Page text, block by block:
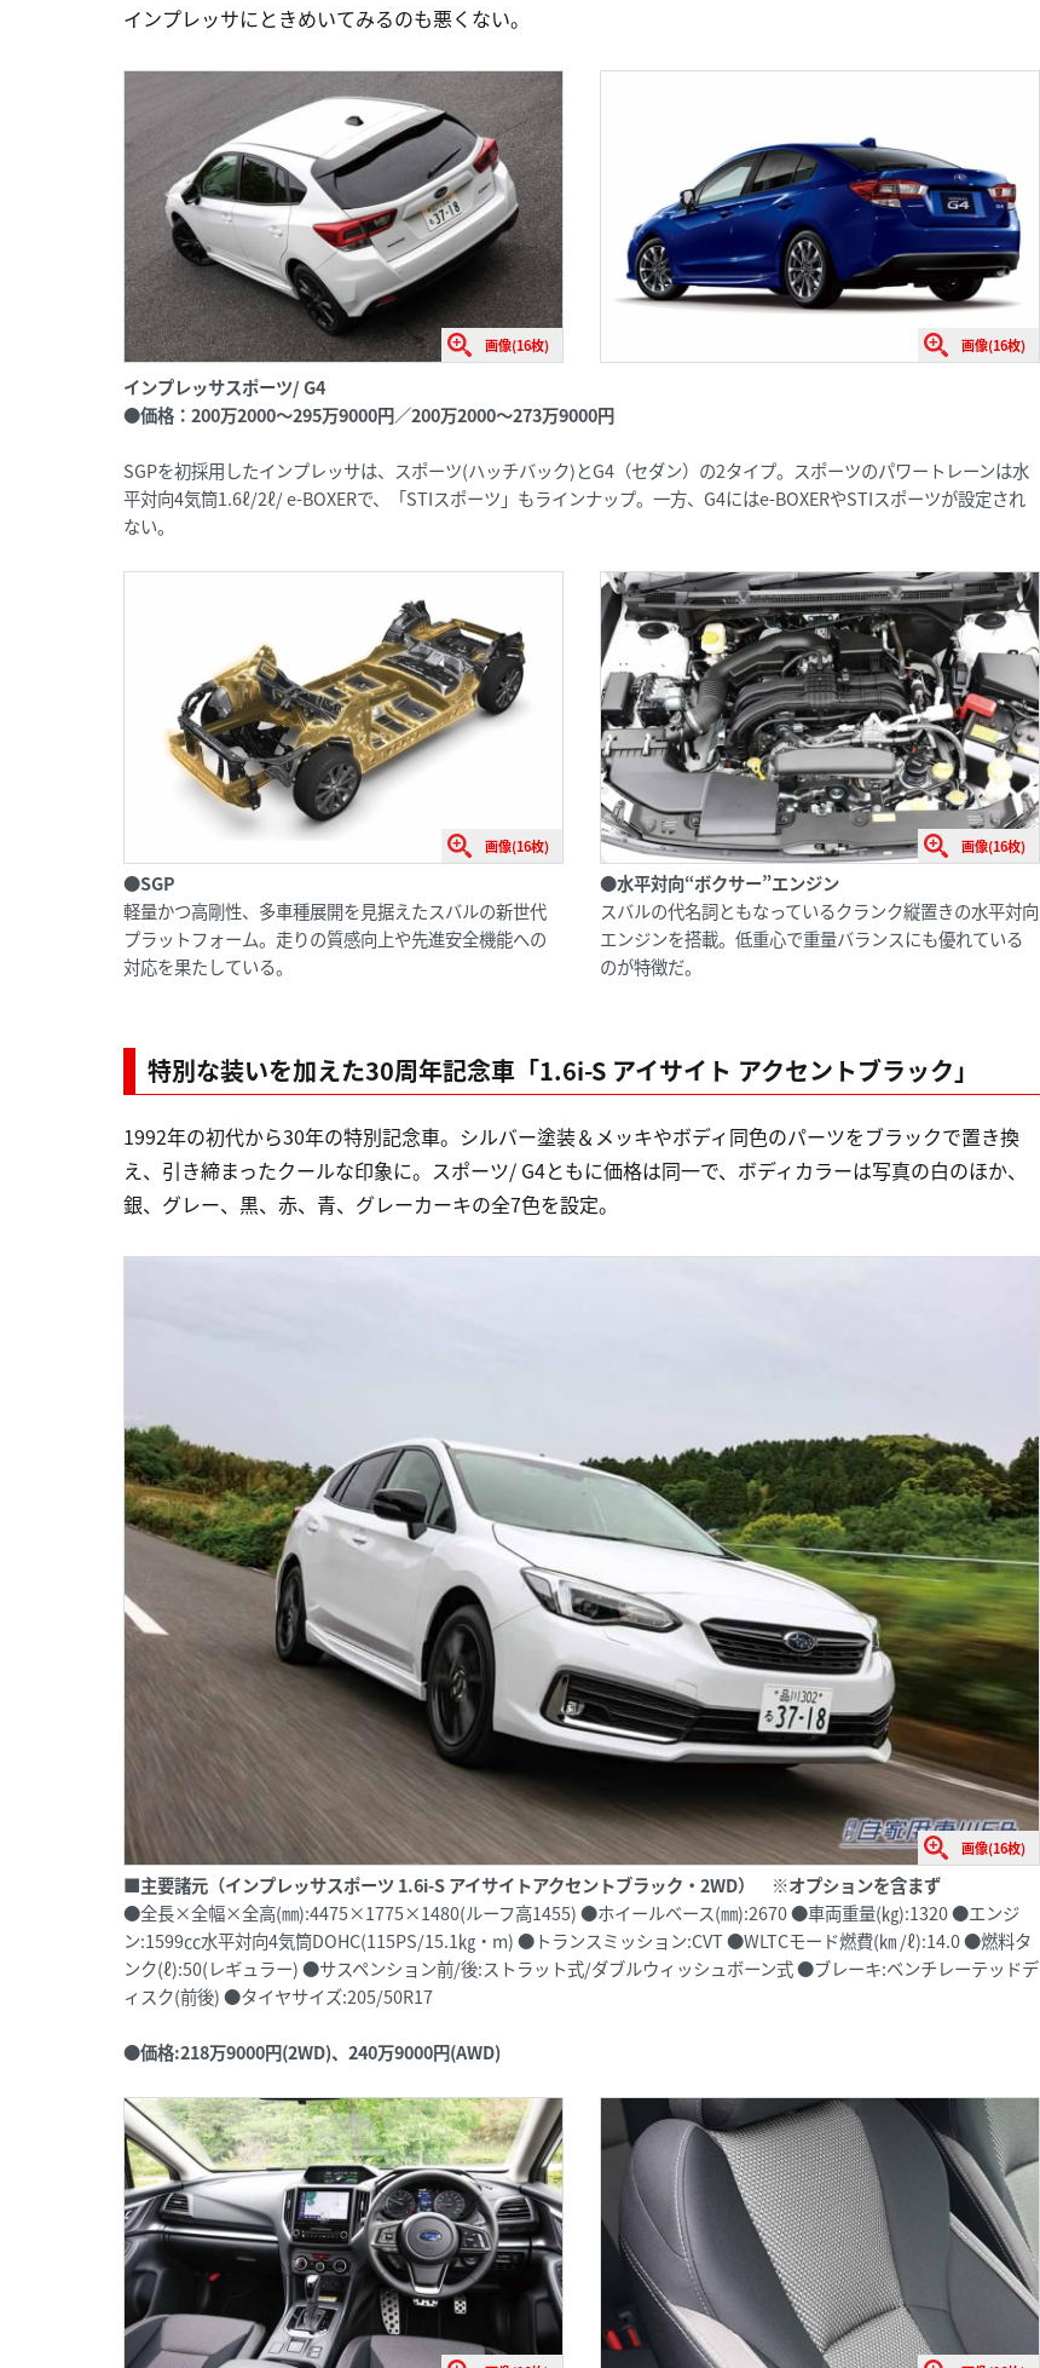
インプレッサにときめいてみるのも悪くない。
画像(16枚) 画像(16枚)
インプレッサスポーツ/ G4
●価格：200万2000～295万9000円／200万2000～273万9000円
SGPを初採用したインプレッサは、スポーツ(ハッチバック)とG4（セダン）の2タイプ。スポーツのパワートレーンは水
平対向4気筒1.6ℓ/2ℓ/ e-BOXERで、「STIスポーツ」もラインナップ。一方、G4にはe-BOXERやSTIスポーツが設定され
ない。
画像(16枚)
●SGP
軽量かつ高剛性、多車種展開を見据えたスバルの新世代
プラットフォーム。走りの質感向上や先進安全機能への
対応を果たしている。
画像(16枚)
●水平対向“ボクサー”エンジン
スバルの代名詞ともなっているクランク縦置きの水平対向
エンジンを搭載。低重心で重量バランスにも優れている
のが特徴だ。
特別な装いを加えた30周年記念車「1.6i-S アイサイト アクセントブラック」
1992年の初代から30年の特別記念車。シルバー塗装＆メッキやボディ同色のパーツをブラックで置き換
え、引き締まったクールな印象に。スポーツ/ G4ともに価格は同一で、ボディカラーは写真の白のほか、
銀、グレー、黒、赤、青、グレーカーキの全7色を設定。
画像(16枚)
■主要諸元（インプレッサスポーツ 1.6i-S アイサイトアクセントブラック・2WD） ※オプションを含まず
●全長×全幅×全高(㎜):4475×1775×1480(ルーフ高1455) ●ホイールベース(㎜):2670 ●車両重量(㎏):1320 ●エンジ
ン:1599㏄水平対向4気筒DOHC(115PS/15.1㎏・m) ●トランスミッション:CVT ●WLTCモード燃費(㎞ /ℓ):14.0 ●燃料タ
ンク(ℓ):50(レギュラー) ●サスペンション前/後:ストラット式/ダブルウィッシュボーン式 ●ブレーキ:ベンチレーテッドデ
ィスク(前後) ●タイヤサイズ:205/50R17
●価格:218万9000円(2WD)、240万9000円(AWD)